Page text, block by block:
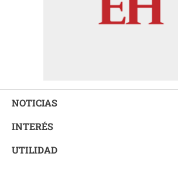
NOTICIAS
INTERÉS
UTILIDAD